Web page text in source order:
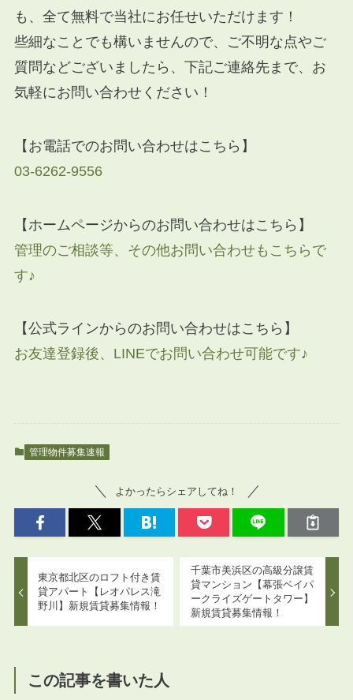
も、全て無料で当社にお任せいただけます！
些細なことでも構いませんので、ご不明な点やご
質問などございましたら、下記ご連絡先まで、お
気軽にお問い合わせください！
【お電話でのお問い合わせはこちら】
03-6262-9556
【ホームページからのお問い合わせはこちら】
管理のご相談等、その他お問い合わせもこちらで
す♪
【公式ラインからのお問い合わせはこちら】
お友達登録後、LINEでお問い合わせ可能です♪
管理物件募集速報
よかったらシェアしてね！
東京都北区のロフト付き賃
貸アパート【レオパレス滝
野川】新規賃貸募集情報！
千葉市美浜区の高級分譲賃
貸マンション【幕張ベイパ
ークライズゲートタワー】
新規賃貸募集情報！
この記事を書いた人